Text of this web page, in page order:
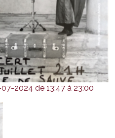
2024 de 13:47 à 23:00